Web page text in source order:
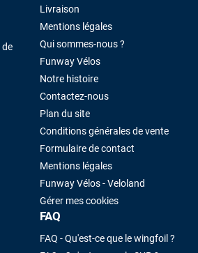
de
Livraison
Mentions légales
Qui sommes-nous ?
Funway Vélos
Notre histoire
Contactez-nous
Plan du site
Conditions générales de vente
Formulaire de contact
Mentions légales
Funway Vélos - Veloland
Gérer mes cookies
FAQ
FAQ - Qu'est-ce que le wingfoil ?
J'ai acheté une voile d'occasion depuis Tahiti.
été rapide. La voile est arrivée en super état.
VOIR TOUS LES AVIS